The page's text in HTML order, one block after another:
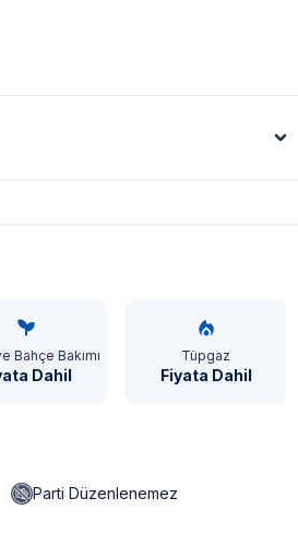
Bahçe Bakımı
Dahil
Tüpgaz
Fiyata Dahil
Parti Düzenlenemez